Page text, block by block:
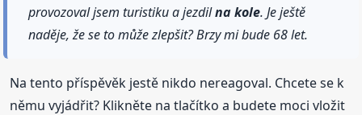
provozoval jsem turistiku a jezdilna kole. Je ještě
naděje, že se to může zlepšit? Brzy mi bude 68 let.
Na tento příspěvěk jestě nikdo nereagoval. Chcete se k
němu vyjádřit? Klikněte na tlačítko a budete moci vložit